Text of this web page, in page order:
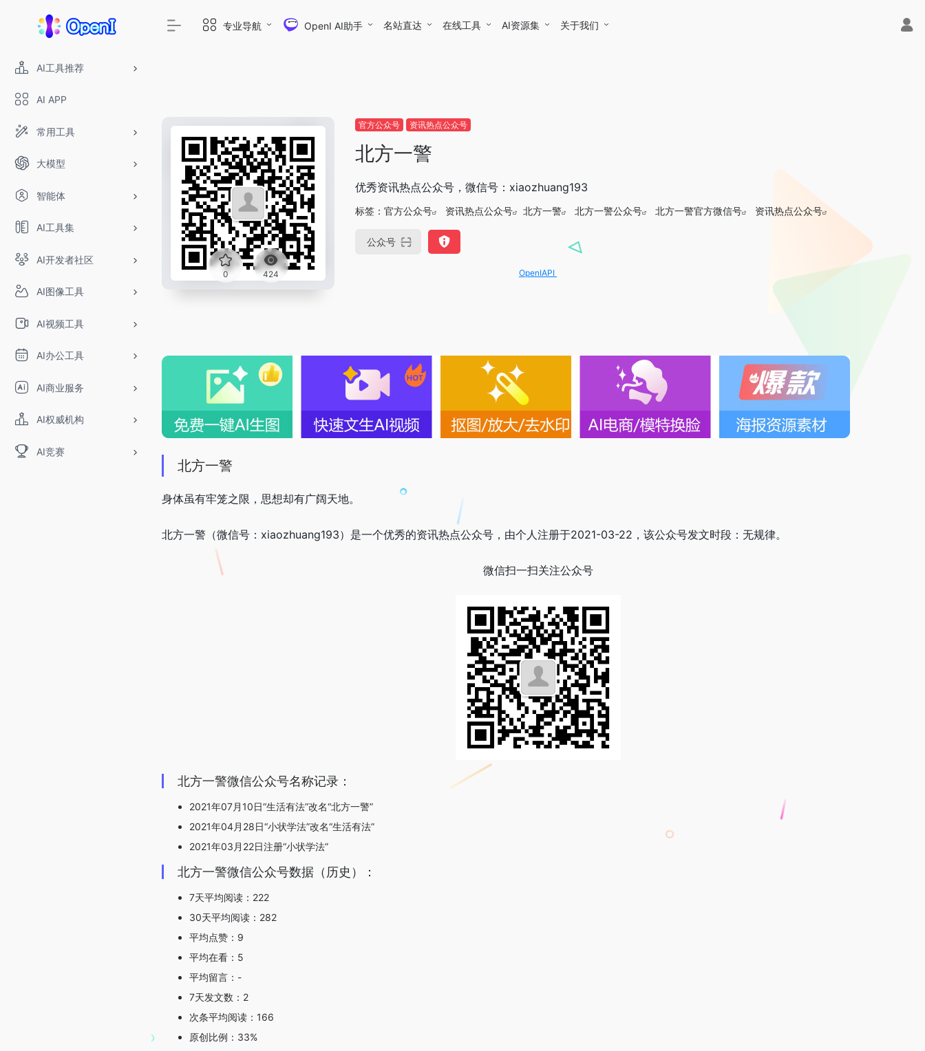
AI工具推荐
AI APP
常用工具
大模型
智能体
AI工具集
AI开发者社区
AI图像工具
AI视频工具
AI办公工具
AI商业服务
AI权威机构
AI竞赛
专业导航 OpenI AI助手 名站直达 在线工具 AI资源集 关于我们
0 424
官方公众号 资讯热点公众号
北方一警
优秀资讯热点公众号，微信号：xiaozhuang193
标签： 官方公众号 资讯热点公众号 北方一警 北方一警公众号 北方一警官方微信号 资讯热点公众号
公众号
OpenIAPI，一站式大模型API聚合平台
北方一警
身体虽有牢笼之限，思想却有广阔天地。
北方一警（微信号：xiaozhuang193）是一个优秀的资讯热点公众号，由个人注册于2021-03-22，该公众号发文时段：无规律。
微信扫一扫关注公众号
北方一警微信公众号名称记录：
2021年07月10日“生活有法”改名“北方一警”
2021年04月28日“小状学法”改名“生活有法”
2021年03月22日注册“小状学法”
北方一警微信公众号数据（历史）：
7天平均阅读：222
30天平均阅读：282
平均点赞：9
平均在看：5
平均留言：-
7天发文数：2
次条平均阅读：166
原创比例：33%